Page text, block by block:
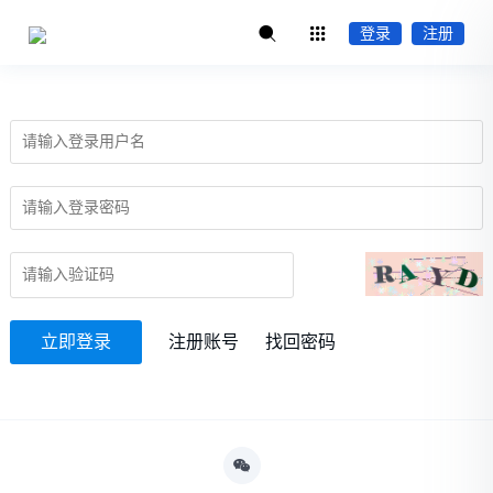
登录 注册
立即登录 注册账号 找回密码